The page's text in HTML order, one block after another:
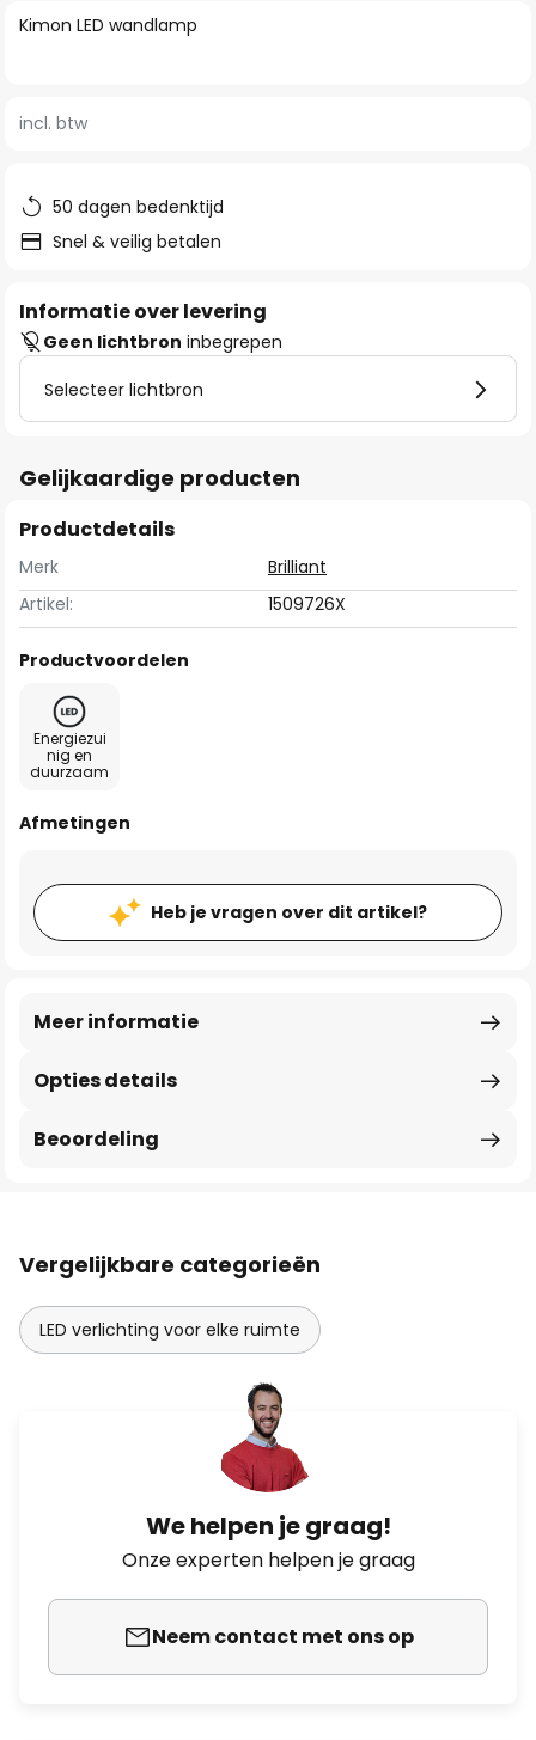
Ga
van
afbeeldingen-
gallerij
Kimon LED wandlamp
incl. btw
50 dagen bedenktijd
Snel & veilig betalen
Informatie over levering
Geen lichtbron inbegrepen
Selecteer lichtbron
Gelijkaardige producten
Productdetails
Merk
Brilliant
Artikel:
1509726X
Productvoordelen
Energiezui
nig en
duurzaam
Afmetingen
Heb je vragen over dit artikel?
Opties details
Meer informatie
Beoordeling
Vergelijkbare categorieën
LED verlichting voor elke ruimte
We helpen je graag!
Onze experten helpen je graag
Neem contact met ons op